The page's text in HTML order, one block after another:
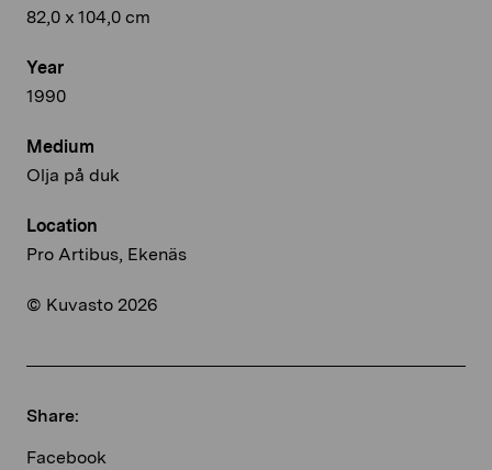
82,0 x 104,0 cm
Year
1990
Medium
Olja på duk
Location
Pro Artibus, Ekenäs
© Kuvasto 2026
Share:
Facebook